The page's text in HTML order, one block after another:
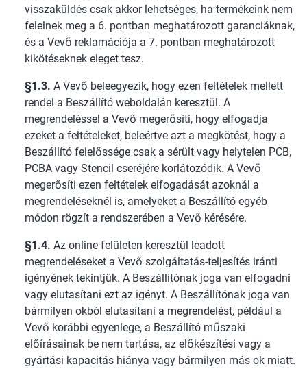
visszaküldés csak akkor lehetséges, ha termékeink nem
felelnek meg a 6. pontban meghatározott garanciáknak,
és a Vevő reklamációja a 7. pontban meghatározott
kikötéseknek eleget tesz.
§1.3. A Vevő beleegyezik, hogy ezen feltételek mellett
rendel a Beszállító weboldalán keresztül. A
megrendeléssel a Vevő megerősíti, hogy elfogadja
ezeket a feltételeket, beleértve azt a megkötést, hogy a
Beszállító felelőssége csak a sérült vagy helytelen PCB,
PCBA vagy Stencil cseréjére korlátozódik. A Vevő
megerősíti ezen feltételek elfogadását azoknál a
megrendeléseknél is, amelyeket a Beszállító egyéb
módon rögzít a rendszerében a Vevő kérésére.
§1.4. Az online felületen keresztül leadott
megrendeléseket a Vevő szolgáltatás-teljesítés iránti
igényének tekintjük. A Beszállítónak joga van elfogadni
vagy elutasítani ezt az igényt. A Beszállítónak joga van
bármilyen okból elutasítani a megrendelést, például a
Vevő korábbi egyenlege, a Beszállító műszaki
előírásainak be nem tartása, az előkészítési vagy a
gyártási kapacitás hiánya vagy bármilyen más ok miatt.